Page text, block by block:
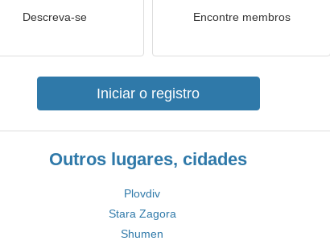
Descreva-se Encontre membros
Iniciar o registro
Outros lugares, cidades
Plovdiv
Stara Zagora
Shumen